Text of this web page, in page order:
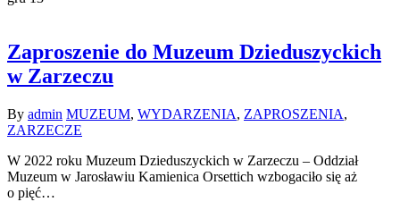
Zaproszenie do Muzeum Dzieduszyckich
w Zarzeczu
By admin MUZEUM, WYDARZENIA, ZAPROSZENIA,
ZARZECZE
W 2022 roku Muzeum Dzieduszyckich w Zarzeczu – Oddział
Muzeum w Jarosławiu Kamienica Orsettich wzbogaciło się aż
o pięć…